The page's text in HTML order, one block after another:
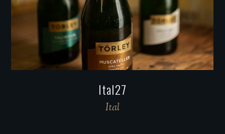
Ital19
Ital